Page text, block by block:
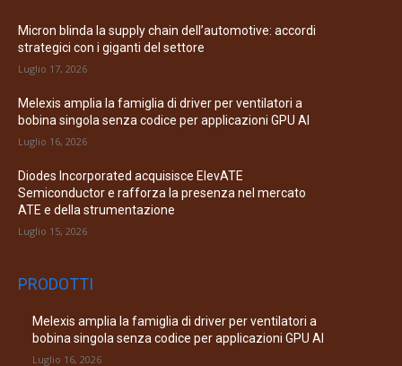
Micron blinda la supply chain dell’automotive: accordi
strategici con i giganti del settore
Luglio 17, 2026
Melexis amplia la famiglia di driver per ventilatori a
bobina singola senza codice per applicazioni GPU AI
Luglio 16, 2026
Diodes Incorporated acquisisce ElevATE
Semiconductor e rafforza la presenza nel mercato
ATE e della strumentazione
Luglio 15, 2026
PRODOTTI
Melexis amplia la famiglia di driver per ventilatori a
bobina singola senza codice per applicazioni GPU AI
Luglio 16, 2026